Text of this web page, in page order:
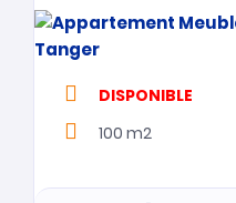
DISPONIBLE
100 m2